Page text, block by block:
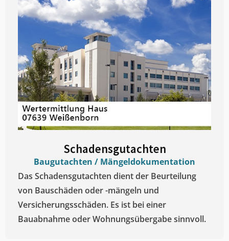
Schadensgutachten
Baugutachten / Mängeldokumentation
Das Schadensgutachten dient der Beurteilung
von Bauschäden oder -mängeln und
Versicherungsschäden. Es ist bei einer
Bauabnahme oder Wohnungsübergabe sinnvoll.